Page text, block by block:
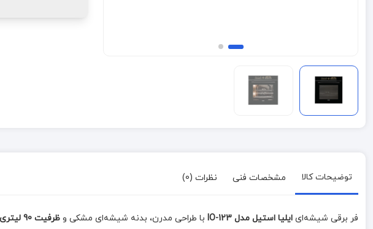
توضیحات کالا مشخصات فنی نظرات (0)
فر برقی شیشه‌ای ایلیا استیل مدل IO-123 با طراحی مدرن، بدنه شیشه‌ای مشکی و ظرفیت 90 لیتری